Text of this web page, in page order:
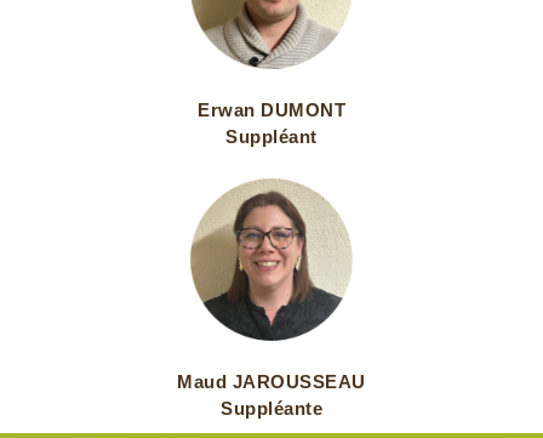
Erwan DUMONT
Suppléant
Maud JAROUSSEAU
Suppléante